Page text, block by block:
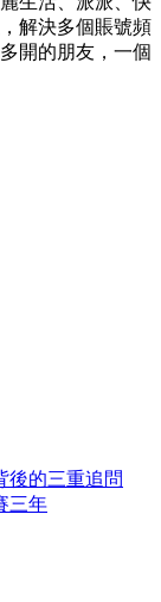
解決多個賬號頻
開的朋友，一個
後的三重追問
三年